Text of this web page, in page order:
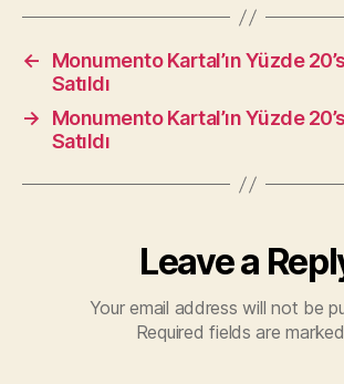
←
Monumento Kartal’ın Yüzde
Satıldı
→
Monumento Kartal’ın Yüzde
Satıldı
Leave a
Your email address will not be
Required fields are marked